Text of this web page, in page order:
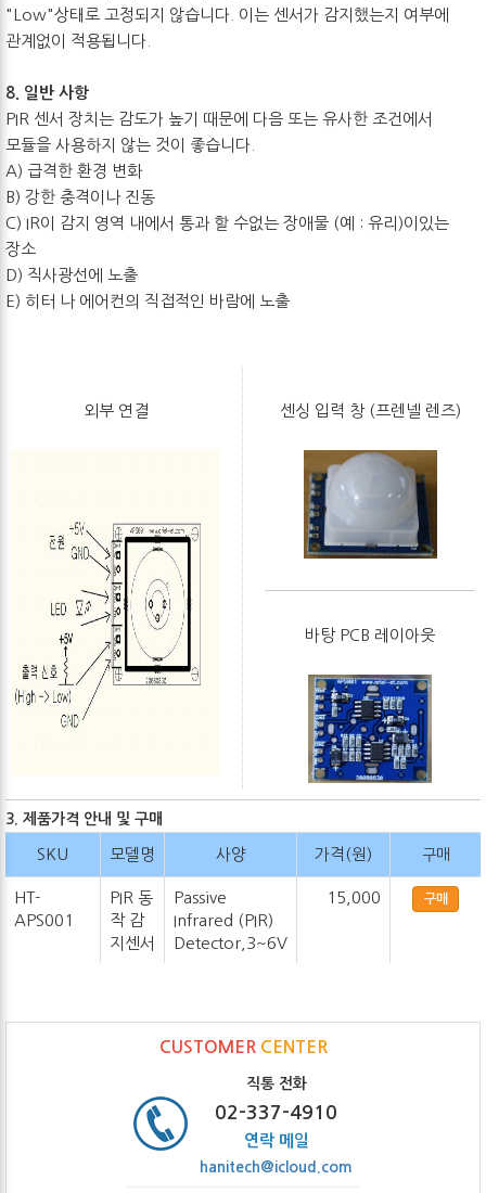
"Low"상태로 고정되지 않습니다. 이는 센서가 감지했는지 여부에
관계없이 적용됩니다.
8. 일반 사항
PIR 센서 장치는 감도가 높기 때문에 다음 또는 유사한 조건에서
모듈을 사용하지 않는 것이 좋습니다.
A) 급격한 환경 변화
B) 강한 충격이나 진동
C) IR이 감지 영역 내에서 통과 할 수없는 장애물 (예 : 유리)이있는
장소
D) 직사광선에 노출
E) 히터 나 에어컨의 직접적인 바람에 노출
외부 연결 센싱 입력 창 (프렌넬 렌즈)
바탕 PCB 레이아웃
3. 제품가격 안내 및 구매
SKU 모델명 사양 가격(원) 구매
HT-
APS001
PIR 동
작 감
지센서
Passive
Infrared (PIR)
Detector,3~6V
15,000 구매
CUSTOMER CENTER
직통 전화
02-337-4910
연락 메일
hanitech@icloud.com